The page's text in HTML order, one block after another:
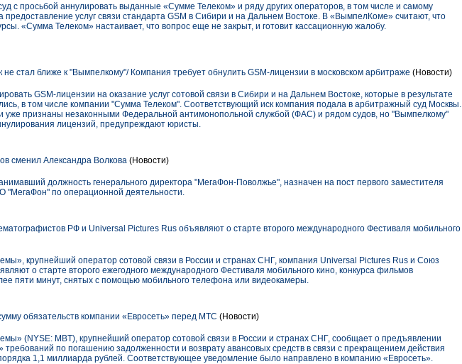
с просьбой аннулировать выданные «Сумме Телеком» и ряду других операторов, в том числе и самому
услуг связи стандарта GSM в Сибири и на Дальнем Востоке. В «ВымпелКоме» считают, что
«Сумма Телеком» настаивает, что вопрос еще не закрыт, и готовит кассационную жалобу.
не стал ближе к "Вымпелкому"/ Компания требует обнулить GSM-лицензии в московском арбитраже (Новости)
GSM-лицензии на оказание услуг сотовой связи в Сибири и на Дальнем Востоке, которые в результате
в том числе компании "Сумма Телеком". Соответствующий иск компания подала в арбитражный суд Москвы.
уже признаны незаконными Федеральной антимонопольной службой (ФАС) и рядом судов, но "Вымпелкому"
лицензий, предупреждают юристы.
сменил Александра Волкова (Новости)
должность генерального директора "МегаФон-Поволжье", назначен на пост первого заместителя
"МегаФон" по операционной деятельности.
РФ и Universal Pictures Rus объявляют о старте второго международного Фестиваля мобильного
крупнейший оператор сотовой связи в России и странах СНГ, компания Universal Pictures Rus и Союз
о старте второго ежегодного международного Фестиваля мобильного кино, конкурса фильмов
пяти минут, снятых с помощью мобильного телефона или видеокамеры.
обязательств компании «Евросеть» перед МТС (Новости)
(NYSE: MBT), крупнейший оператор сотовой связи в России и странах СНГ, сообщает о предъявлении
требований по погашению задолженности и возврату авансовых средств в связи с прекращением действия
1,1 миллиарда рублей. Соответствующее уведомление было направлено в компанию «Евросеть».